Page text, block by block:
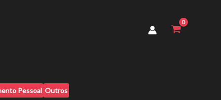
Pessoal Outros